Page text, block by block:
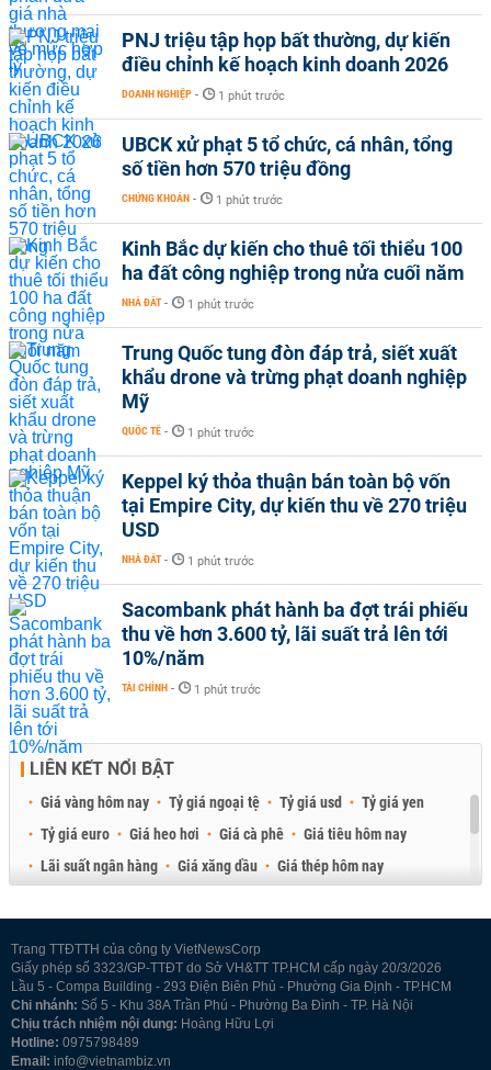
PNJ triệu tập họp bất thường, dự kiến
điều chỉnh kế hoạch kinh doanh 2026
DOANH NGHIỆP - 1 phút trước
UBCK xử phạt 5 tổ chức, cá nhân, tổng
số tiền hơn 570 triệu đồng
CHỨNG KHOÁN - 1 phút trước
Kinh Bắc dự kiến cho thuê tối thiểu 100
ha đất công nghiệp trong nửa cuối năm
NHÀ ĐẤT - 1 phút trước
Trung Quốc tung đòn đáp trả, siết xuất
khẩu drone và trừng phạt doanh nghiệp
Mỹ
QUỐC TẾ - 1 phút trước
Keppel ký thỏa thuận bán toàn bộ vốn
tại Empire City, dự kiến thu về 270 triệu
USD
NHÀ ĐẤT - 1 phút trước
Sacombank phát hành ba đợt trái phiếu
thu về hơn 3.600 tỷ, lãi suất trả lên tới
10%/năm
TÀI CHÍNH - 1 phút trước
LIÊN KẾT NỔI BẬT
Giá vàng hôm nay Tỷ giá ngoại tệ Tỷ giá usd
Tỷ giá yen
Tỷ giá euro
Giá heo hơi Giá cà phê
Giá tiêu hôm nay
Lãi suất ngân hàng
Giá xăng dầu
Giá thép hôm nay
Trang TTĐTTH của công ty VietNewsCorp
Giấy phép số 3323/GP-TTĐT do Sở VH&TT TP.HCM cấp ngày 20/3/2026
Lầu 5 - Compa Building - 293 Điện Biên Phủ - Phường Gia Định - TP.HCM
Chi nhánh: Số 5 - Khu 38A Trần Phú - Phường Ba Đình - TP. Hà Nội
Chịu trách nhiệm nội dung: Hoàng Hữu Lợi
Hotline: 0975798489
Email: info@vietnambiz.vn